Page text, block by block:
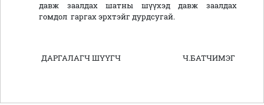
давж заалдах шатны шүүхэд давж заалдах
гомдол гаргах эрхтэйг дурдсугай.
ДАРГАЛАГЧ ШҮҮГЧ Ч.БАТЧИМЭГ